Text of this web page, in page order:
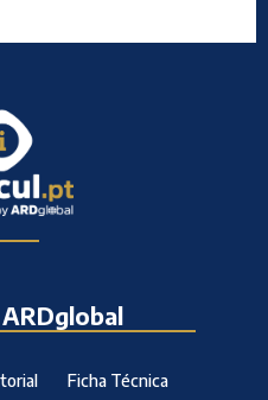
Ficha Técnica